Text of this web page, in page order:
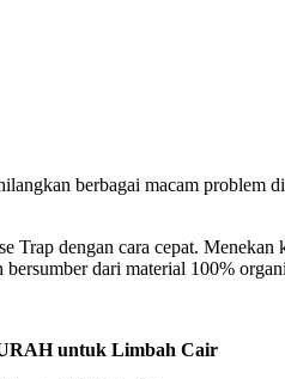
berbagai macam problem
Trap dengan cara cepat.
dari material 100%
untuk Limbah Cair